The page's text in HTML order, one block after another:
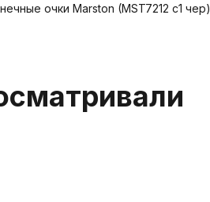
очки Marston (MST7212 c1 чер)